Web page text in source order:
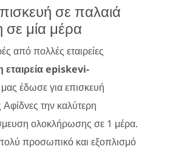
σε παλαιά
σε μία μέρα
από πολλές εταιρείες
εταιρεία episkevi-
μας έδωσε για επισκευή
την καλύτερη
ολοκλήρωσης σε 1 μέρα.
προσωπικό και εξοπλισμό